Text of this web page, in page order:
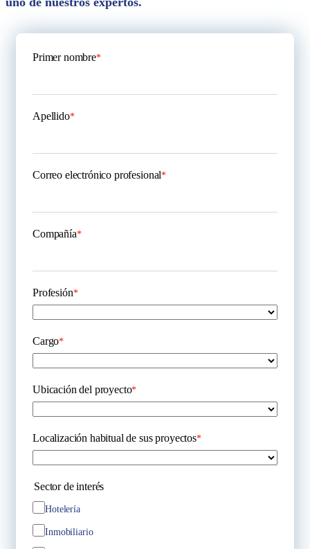
Primer nombre*
Apellido*
Correo electrónico profesional*
Compañía*
Profesión*
Cargo*
Ubicación del proyecto*
Localización habitual de sus proyectos*
Sector de interés
Hotelería
Inmobiliario